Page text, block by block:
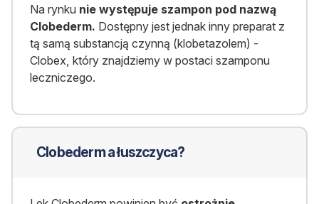
Na rynku nie występuje szampon pod nazwą
Clobederm. Dostępny jest jednak inny preparat z
tą samą substancją czynną (klobetazolem) -
Clobex, który znajdziemy w postaci szamponu
leczniczego.
Clobederm a łuszczyca?